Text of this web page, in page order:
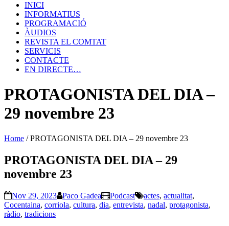
INICI
INFORMATIUS
PROGRAMACIÓ
ÀUDIOS
REVISTA EL COMTAT
SERVICIS
CONTACTE
EN DIRECTE…
PROTAGONISTA DEL DIA –
29 novembre 23
Home /PROTAGONISTA DEL DIA – 29 novembre 23
PROTAGONISTA DEL DIA – 29
novembre 23
Nov 29, 2023 Paco Gadea Podcast actes, actualitat,
Cocentaina, corriola, cultura, dia, entrevista, nadal, protagonista,
ràdio, tradicions